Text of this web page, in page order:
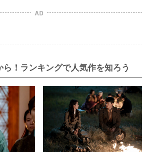
AD
！ランキングで人気作を知ろう